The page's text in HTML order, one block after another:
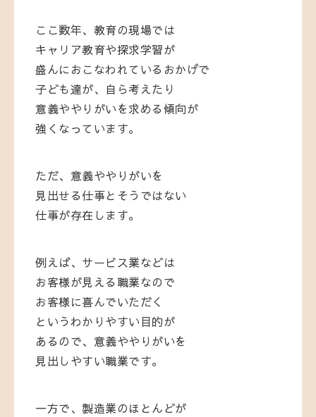
ここ数年、教育の現場では
キャリア教育や探求学習が
盛んにおこなわれているおかげで
子ども達が、自ら考えたり
意義ややりがいを求める傾向が
強くなっています。
ただ、意義ややりがいを
見出せる仕事とそうではない
仕事が存在します。
例えば、サービス業などは
お客様が見える職業なので
お客様に喜んでいただく
というわかりやすい目的が
あるので、意義ややりがいを
見出しやすい職業です。
一方で、製造業のほとんどが